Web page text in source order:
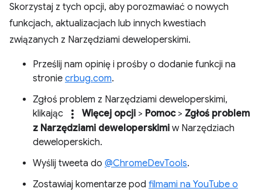
Skorzystaj z tych opcji, aby porozmawiać o nowych
funkcjach, aktualizacjach lub innych kwestiach
związanych z Narzędziami deweloperskimi.
Prześlij nam opinię i prośby o dodanie funkcji na
stronie crbug.com.
Zgłoś problem z Narzędziami deweloperskimi,
klikając
more_vert Więcej opcji > Pomoc> Zgłoś problem
z Narzędziami deweloperskimi w Narzędziach
deweloperskich.
Wyślij tweeta do @ChromeDevTools.
Zostawiaj komentarze pod filmami na YouTube o